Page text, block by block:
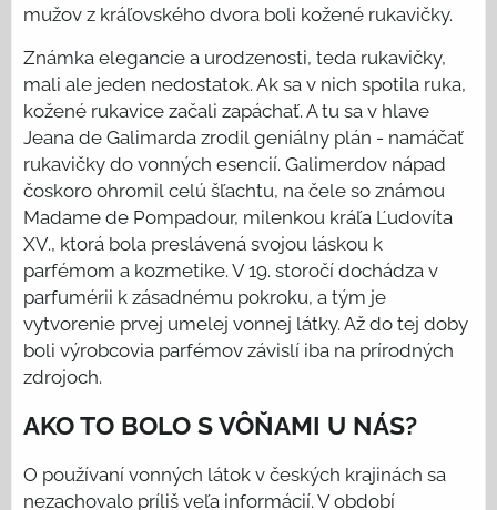
mužov z kráľovského dvora boli kožené rukavičky.
Známka elegancie a urodzenosti, teda rukavičky,
mali ale jeden nedostatok. Ak sa v nich spotila ruka,
kožené rukavice začali zapáchať. A tu sa v hlave
Jeana de Galimarda zrodil geniálny plán - namáčať
rukavičky do vonných esencií. Galimerdov nápad
čoskoro ohromil celú šľachtu, na čele so známou
Madame de Pompadour, milenkou kráľa Ľudovíta
XV., ktorá bola preslávená svojou láskou k
parfémom a kozmetike. V 19. storočí dochádza v
parfumérii k zásadnému pokroku, a tým je
vytvorenie prvej umelej vonnej látky. Až do tej doby
boli výrobcovia parfémov závislí iba na prírodných
zdrojoch.
AKO TO BOLO S VÔŇAMI U NÁS?
O používaní vonných látok v českých krajinách sa
nezachovalo príliš veľa informácií. V období